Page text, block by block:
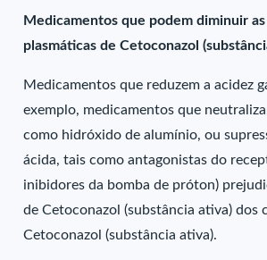
Medicamentos que podem diminuir
plasmáticas de Cetoconazol
Medicamentos que reduzem a acidez
exemplo, medicamentos que
como hidróxido de alumínio, ou
ácida, tais como antagonistas do
inibidores da bomba de próton)
de Cetoconazol (substância ativa) dos
Cetoconazol (substância ativa).